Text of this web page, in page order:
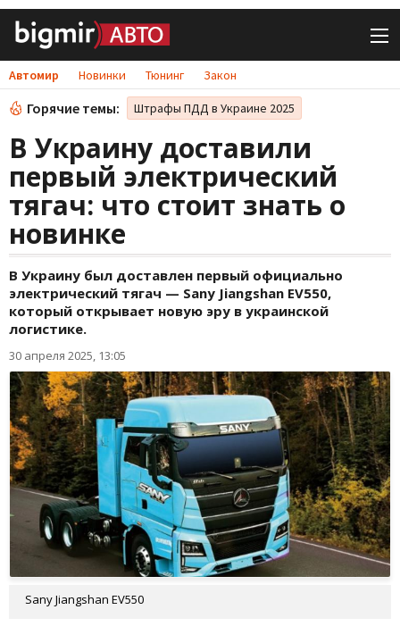
Автомир Новинки Тюнинг Закон
Горячие темы: Штрафы ПДД в Украине 2025
В Украину доставили
первый электрический
тягач: что стоит знать о
новинке
В Украину был доставлен первый официально
электрический тягач — Sany Jiangshan EV550,
который открывает новую эру в украинской
логистике.
30 апреля 2025, 13:05
Sany Jiangshan EV550